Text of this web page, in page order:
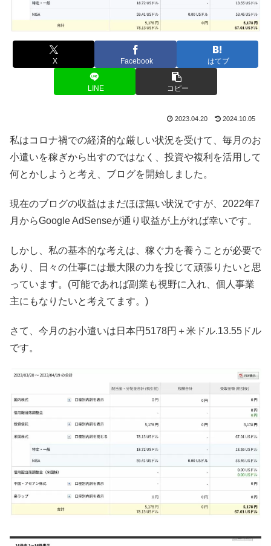
X Facebook はてブ
LINE コピー
2023.04.20 2024.10.05
私はコロナ禍での経済的な厳しい状況を受けて、毎月のお
小遣いを稼ぎから出すのではなく、投資や複利を活用して
何とかしようと考え、ブログを開始しました。
現在のブログの収益はまだほぼ無い状況ですが、2022年7
月からGoogle AdSenseが通り収益が上がれば幸いです。
しかし、私の基本的な考えは、稼ぐ力を養うことが必要で
あり、日々の仕事には最大限の力を投じて頑張りたいと思
っています。(可能であれば副業も視野に入れ、個人事業
主にもなりたいと考えてます。)
さて、今月のお小遣いは日本円5178円＋米ドル.13.55ドル
です。